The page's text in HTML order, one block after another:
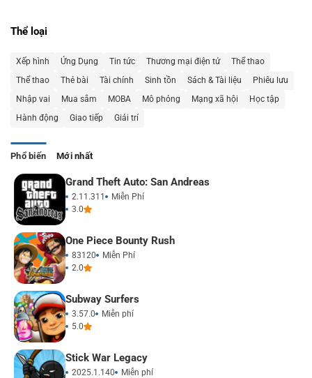
Thể loại
Xếp hình Ứng Dụng Tin tức Thương mại điện tử
Thể thao
Thể thao
Thẻ bài Tài chính Sinh tồn Sách & Tài liệu
Phiêu lưu
Nhập vai
Mua sắm MOBA Mô phỏng Mạng xã hội
Học tập
Hành động
Giao tiếp Giải trí
Phổ biến Mới nhất
Grand Theft Auto: San Andreas
2.11.311
Miễn Phí
3.0
One Piece Bounty Rush
83120
Miễn Phí
2.0
Subway Surfers
3.57.0
Miễn phí
5.0
Stick War Legacy
2025.1.140
Miễn phí